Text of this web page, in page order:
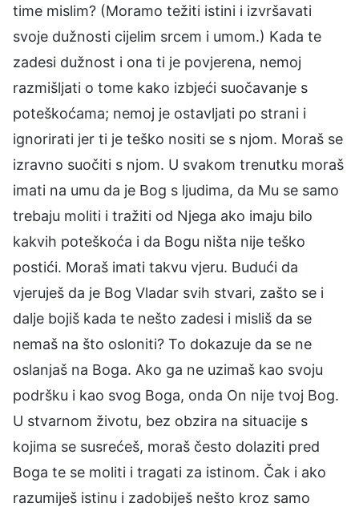
time mislim? (Moramo težiti istini i izvršavati
svoje dužnosti cijelim srcem i umom.) Kada te
zadesi dužnost i ona ti je povjerena, nemoj
razmišljati o tome kako izbjeći suočavanje s
poteškoćama; nemoj je ostavljati po strani i
ignorirati jer ti je teško nositi se s njom. Moraš se
izravno suočiti s njom. U svakom trenutku moraš
imati na umu da je Bog s ljudima, da Mu se samo
trebaju moliti i tražiti od Njega ako imaju bilo
kakvih poteškoća i da Bogu ništa nije teško
postići. Moraš imati takvu vjeru. Budući da
vjeruješ da je Bog Vladar svih stvari, zašto se i
dalje bojiš kada te nešto zadesi i misliš da se
nemaš na što osloniti? To dokazuje da se ne
oslanjaš na Boga. Ako ga ne uzimaš kao svoju
podršku i kao svog Boga, onda On nije tvoj Bog.
U stvarnom životu, bez obzira na situacije s
kojima se susrećeš, moraš često dolaziti pred
Boga te se moliti i tragati za istinom. Čak i ako
razumiješ istinu i zadobiješ nešto kroz samo